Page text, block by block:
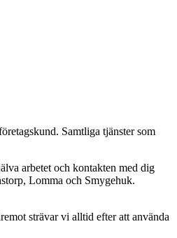
Samtliga tjänster som
arbetet och kontakten med dig
Lomma och Smygehuk.
strävar vi alltid efter att använda